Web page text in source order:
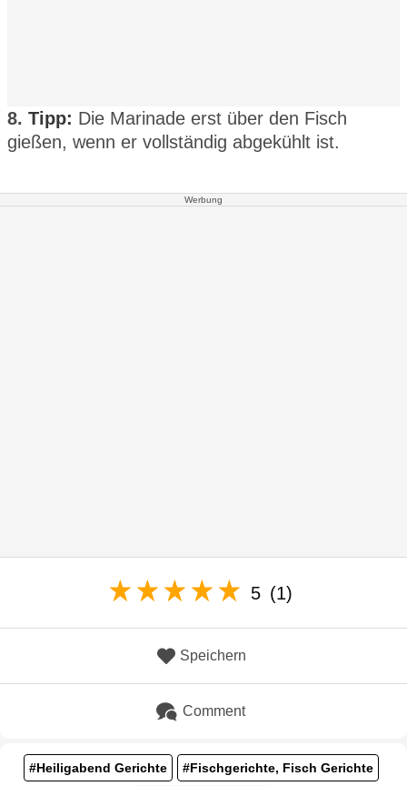
8. Tipp: Die Marinade erst über den Fisch
gießen, wenn er vollständig abgekühlt ist.
Werbung
5 (1)
Speichern
Comment
#Heiligabend Gerichte #Fischgerichte, Fisch Gerichte